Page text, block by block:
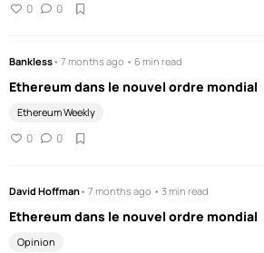
0 0
Bankless• 7 months ago • 6 min read
Ethereum dans le nouvel ordre mondial
Ethereum Weekly
0 0
David Hoffman• 7 months ago • 3 min read
Ethereum dans le nouvel ordre mondial
Opinion